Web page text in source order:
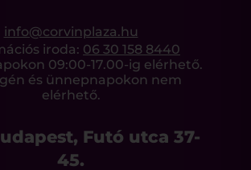
info@corvinplaza.hu
iroda: 06 30 158 8440
09:00-17.00-ig elérhető.
és ünnepnapokon nem
elérhető.
Futó utca 37-
45.